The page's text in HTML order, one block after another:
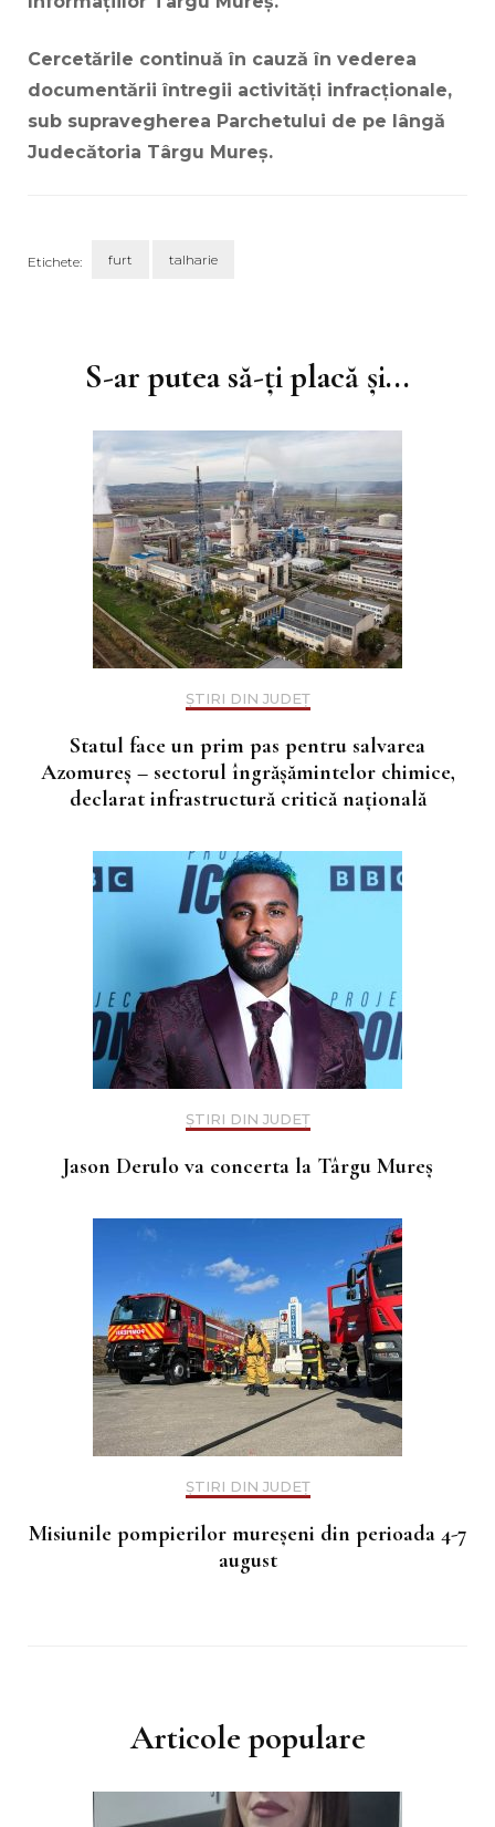
Cercetările continuă în cauză în vederea
documentării întregii activități infracționale,
sub supravegherea Parchetului de pe lângă
Judecătoria Târgu Mureș.
Etichete: furt talharie
articoleS-ar putea să-ți placă și...
ȘTIRI DIN JUDEȚ
Statul face un prim pas pentru salvarea
Azomureș – sectorul îngrășămintelor chimice,
declarat infrastructură critică națională
ȘTIRI DIN JUDEȚ
Jason Derulo va concerta la Târgu Mureș
ȘTIRI DIN JUDEȚ
Misiunile pompierilor mureșeni din perioada 4-7
august
Articole populare